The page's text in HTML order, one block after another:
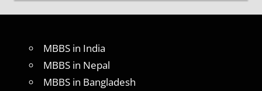
MBBS in India
MBBS in Nepal
MBBS in Bangladesh